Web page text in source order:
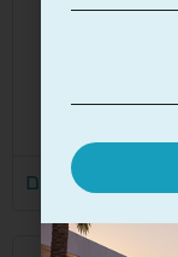
במרחק
לפרטים נוספים